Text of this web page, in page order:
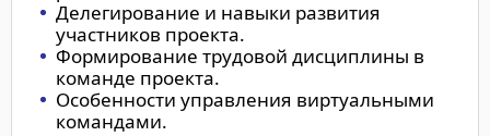
Делегирование и навыки развития
участников проекта.
Формирование трудовой дисциплины в
команде проекта.
Особенности управления виртуальными
командами.